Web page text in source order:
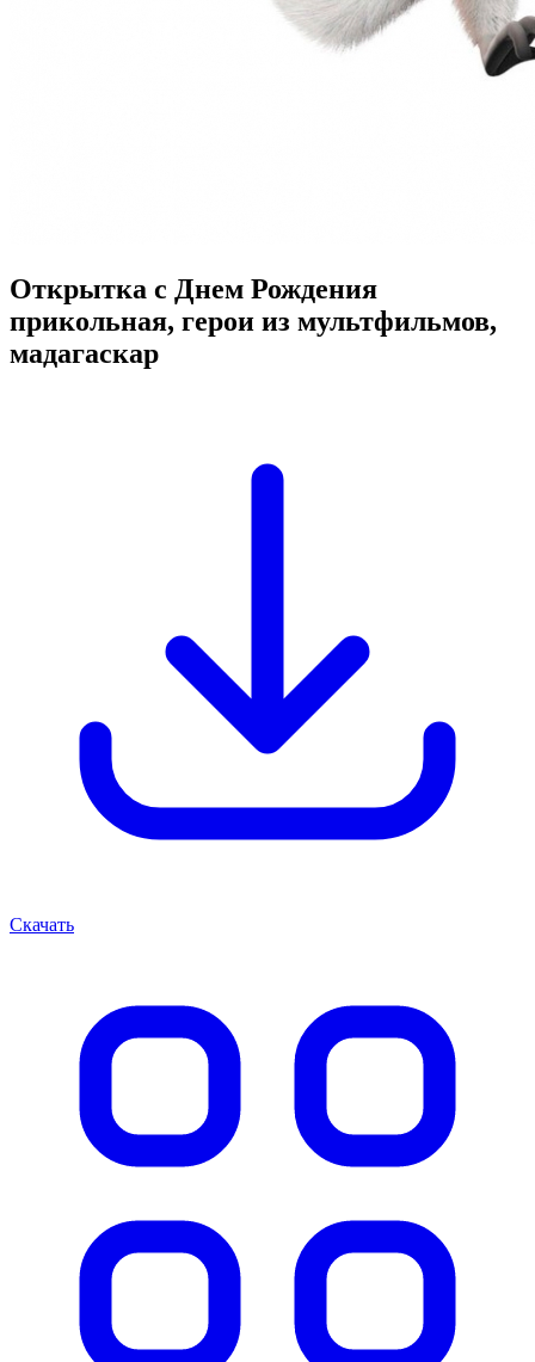
Открытка с Днем Рождения
прикольная, герои из мультфильмов,
мадагаскар
Скачать